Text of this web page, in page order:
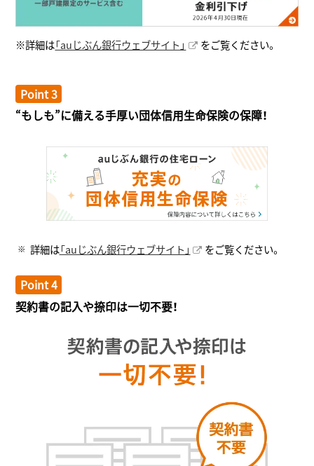
※詳細は「auじぶん銀行ウェブサイト」 をご覧ください。
Point 3
“もしも”に備える手厚い団体信用生命保険の保障！
詳細は「auじぶん銀行ウェブサイト」 をご覧ください。
Point 4
契約書の記入や捺印は一切不要！